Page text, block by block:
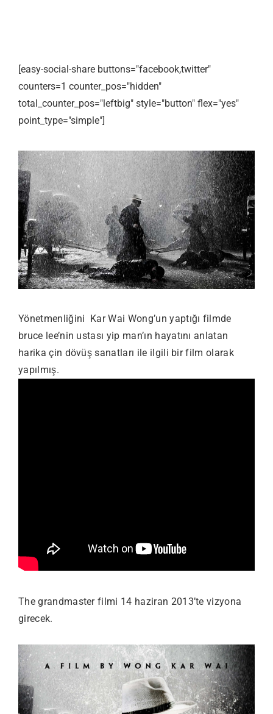
[easy-social-share buttons="facebook,twitter"
counters=1 counter_pos="hidden"
total_counter_pos="leftbig" style="button" flex="yes"
point_type="simple"]
Yönetmenliğini Kar Wai Wong’un yaptığı filmde
bruce lee’nin ustası yip man’ın hayatını anlatan
harika çin dövüş sanatları ile ilgili bir film olarak
yapılmış.
The grandmaster filmi 14 haziran 2013’te vizyona
girecek.